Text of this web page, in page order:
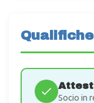
Qualifiche
Socio in